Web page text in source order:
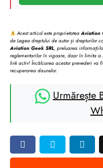
Acest articol este proprietateaAviation
de Legea dreptului de autor și drepturilor
Aviation Geek SRL, preluarea
reglementarilor în vigoare, doar în limita a
link activ! Încălcarea acestor prevederi va
recuperarea daunelor.
Urmărește